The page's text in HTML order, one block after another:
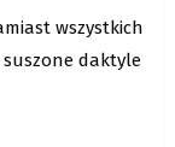
wszystkich
suszone daktyle